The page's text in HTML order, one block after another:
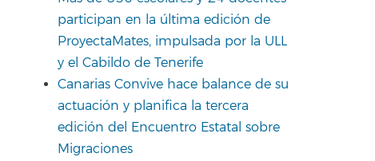
participan en la última edición de
ProyectaMates, impulsada por la ULL
y el Cabildo de Tenerife
Canarias Convive hace balance de su
actuación y planifica la tercera
edición del Encuentro Estatal sobre
Migraciones